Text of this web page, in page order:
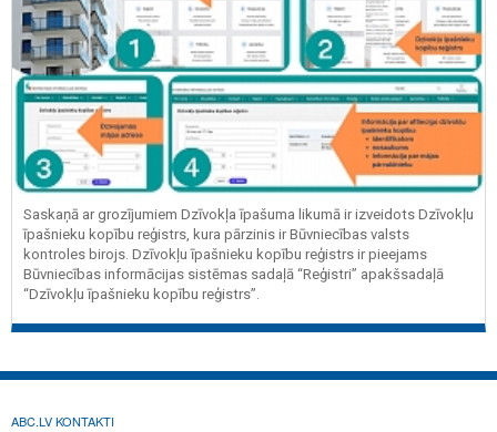
Saskaņā ar grozījumiem Dzīvokļa īpašuma likumā ir izveidots Dzīvokļu
īpašnieku kopību reģistrs, kura pārzinis ir Būvniecības valsts
kontroles birojs. Dzīvokļu īpašnieku kopību reģistrs ir pieejams
Būvniecības informācijas sistēmas sadaļā “Reģistri” apakšsadaļā
“Dzīvokļu īpašnieku kopību reģistrs”.
ABC.LV KONTAKTI